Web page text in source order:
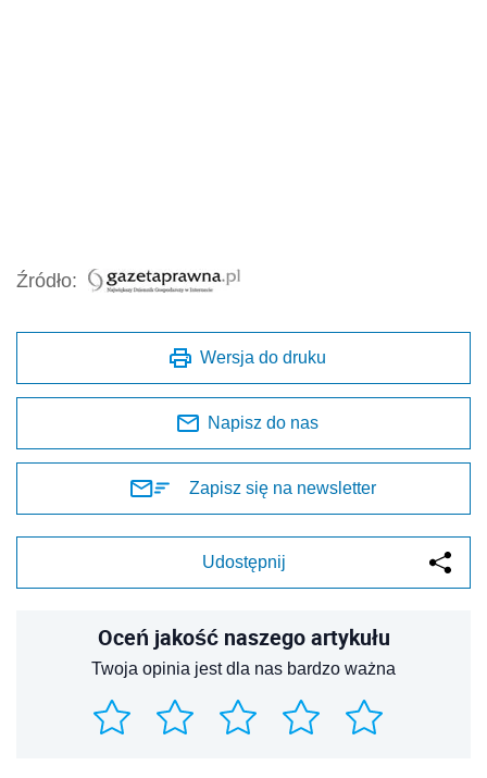
Źródło:
Wersja do druku
Napisz do nas
Zapisz się na newsletter
Udostępnij
Oceń jakość naszego artykułu
Twoja opinia jest dla nas bardzo ważna